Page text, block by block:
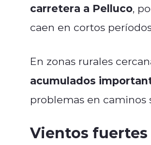
carretera a Pelluco,
caen en cortos
En zonas rurales
acumulados
problemas en caminos
Vientos